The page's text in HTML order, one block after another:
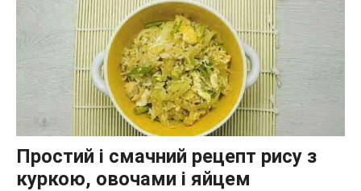
Простий і смачний рецепт рису з
куркою, овочами і яйцем